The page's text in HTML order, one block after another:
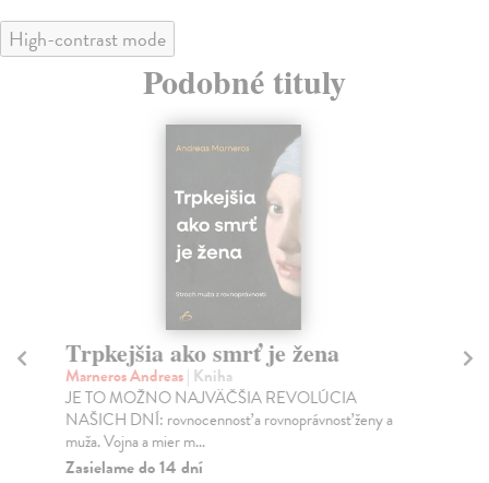
High-contrast mode
Podobné tituly
Trpkejšia ako smrť je žena
Marneros Andreas| Kniha
JE TO MOŽNO NAJVÄČŠIA REVOLÚCIA
NAŠICH DNÍ: rovnocennosť a rovnoprávnosť ženy a
muža. Vojna a mier m...
Zasielame do 14 dní